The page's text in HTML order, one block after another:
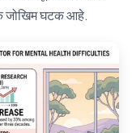
जोखिम घटक आहे.